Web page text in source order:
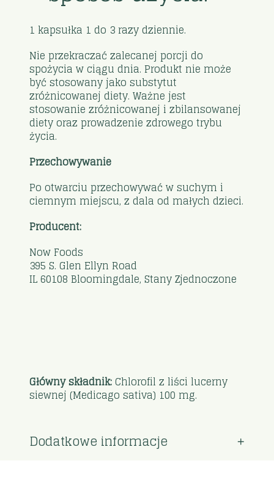
1 kapsułka 1 do 3 razy dziennie.
Nie przekraczać zalecanej porcji do
spożycia w ciągu dnia. Produkt nie może
być stosowany jako substytut
zróżnicowanej diety. Ważne jest
stosowanie zróżnicowanej i zbilansowanej
diety oraz prowadzenie zdrowego trybu
życia.
Przechowywanie
Po otwarciu przechowywać w suchym i
ciemnym miejscu, z dala od małych dzieci.
Producent:
Now Foods
395 S. Glen Ellyn Road
IL 60108 Bloomingdale, Stany Zjednoczone
Główny składnik:Chlorofil z liści lucerny
siewnej (Medicago sativa) 100 mg.
Dodatkowe informacje